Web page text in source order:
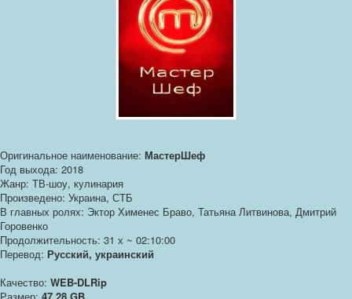
Оригинальное наименование: МастерШеф
Год выхода: 2018
Жанр: ТВ-шоу, кулинария
Произведено: Украина, СТБ
В главных ролях: Эктор Хименес Браво, Татьяна Литвинова, Дмитрий
Горовенко
Продолжительность: 31 х ~ 02:10:00
Перевод: Русский, украинский
Качество: WEB-DLRip